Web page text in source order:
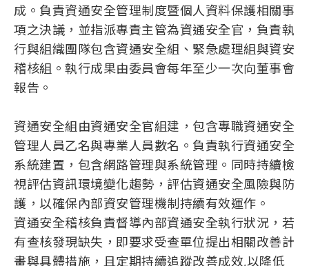
成。負責資通安全管理制度暨個人資料保護相關事
項之決議，並指派專責主管為資通安全官，負責執
行與組織團隊包含資通安全組、緊急處理組與資安
稽核組。執行成果由委員會每年至少一次向董事會
報告。
資通安全組由資通安全官組建，包含專職資通安全
管理人員乙名與專業人員數名。負責執行資通安全
系統建置，包含網路管理與系統管理。同時持續檢
視評估資訊環境變化趨勢，評估資通安全風險與防
護，以確保內部資安管理機制持續有效運作。
資通安全稽核負責督導內部資通安全執行狀況，若
有查核發現缺失，即要求受查單位提出相關改善計
畫與具體措施，且定期持續追蹤改善成效,以降低